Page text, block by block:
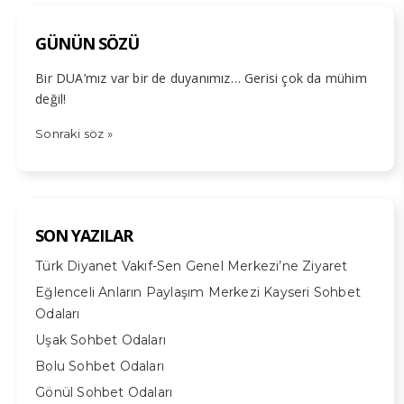
GÜNÜN SÖZÜ
Bir DUA’mız var bir de duyanımız… Gerisi çok da mühim
değil!
Sonraki söz »
SON YAZILAR
Türk Diyanet Vakıf-Sen Genel Merkezi’ne Ziyaret
Eğlenceli Anların Paylaşım Merkezi Kayseri Sohbet
Odaları
Uşak Sohbet Odaları
Bolu Sohbet Odaları
Gönül Sohbet Odaları